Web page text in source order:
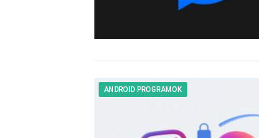
ANDROID PROGRAMOK